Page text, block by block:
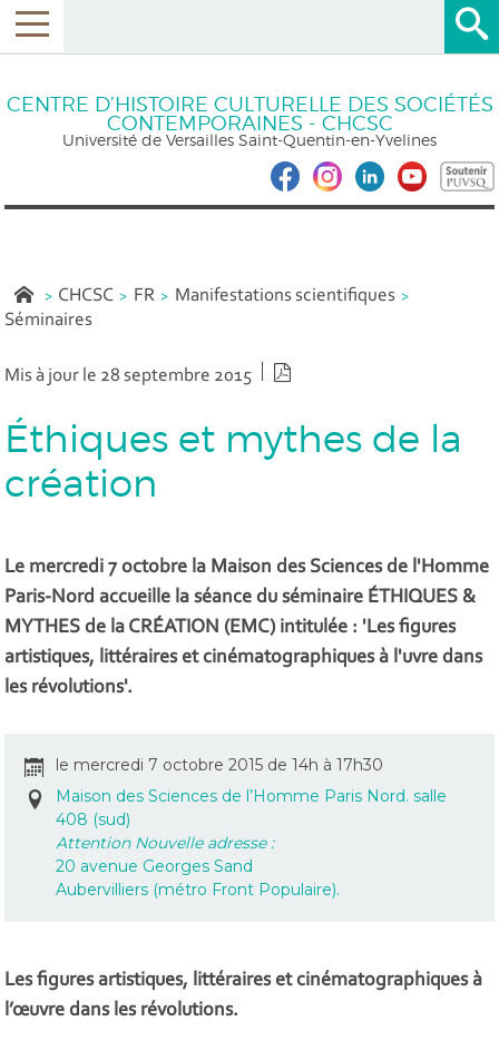
CENTRE D’HISTOIRE CULTURELLE DES SOCIÉTÉS
CONTEMPORAINES - CHCSC
Université de Versailles Saint-Quentin-en-Yvelines
CHCSC FR
Manifestations scientifiques
Séminaires
Mis à jour le 28 septembre 2015
Éthiques et mythes de la
création
Le mercredi 7 octobre la Maison des Sciences de l'Homme
Paris-Nord accueille la séance du séminaire ÉTHIQUES &
MYTHES de la CRÉATION (EMC) intitulée : 'Les figures
artistiques, littéraires et cinématographiques à l'uvre dans
les révolutions'.
le mercredi 7 octobre 2015 de 14h à 17h30
Maison des Sciences de l’Homme Paris Nord. salle
408 (sud)
Attention Nouvelle adresse :
20 avenue Georges Sand
Aubervilliers (métro Front Populaire).
Les figures artistiques, littéraires et cinématographiques à
l’œuvre dans les révolutions.